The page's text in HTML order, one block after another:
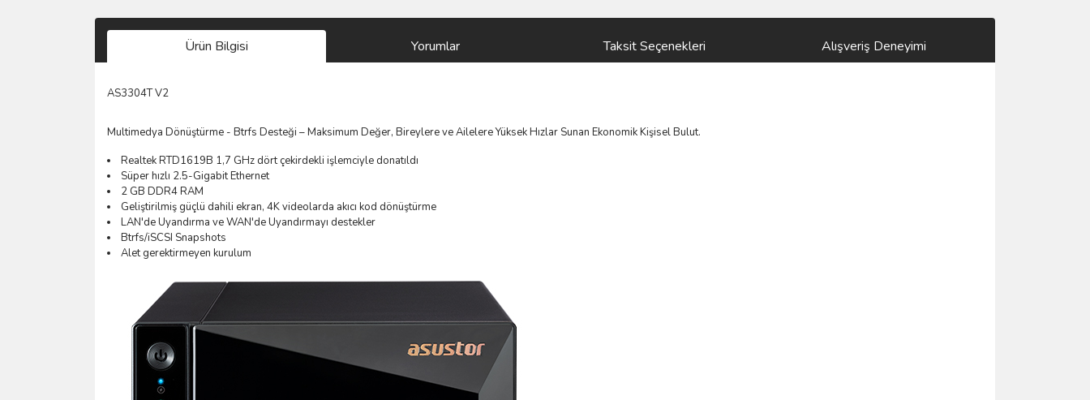
Ürün Bilgisi Yorumlar Taksit Seçenekleri Alışveriş Deneyimi
AS3304T V2
Multimedya Dönüştürme - Btrfs Desteği – Maksimum Değer, Bireylere ve Ailelere Yüksek Hızlar Sunan Ekonomik Kişisel Bulut.
Realtek RTD1619B 1,7 GHz dört çekirdekli işlemciyle donatıldı
Süper hızlı 2.5-Gigabit Ethernet
2 GB DDR4 RAM
Geliştirilmiş güçlü dahili ekran, 4K videolarda akıcı kod dönüştürme
LAN'de Uyandırma ve WAN'de Uyandırmayı destekler
Btrfs/iSCSI Snapshots
Alet gerektirmeyen kurulum